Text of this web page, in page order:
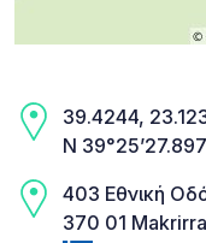
39.4244,
N
403 Εθνική
370 01